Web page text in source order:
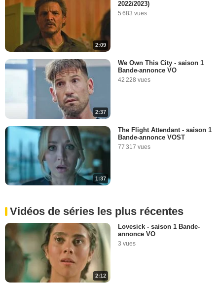
2:09
2022/2023)
5 683 vues
2:37
We Own This City - saison 1
Bande-annonce VO
42 228 vues
1:37
The Flight Attendant - saison 1
Bande-annonce VOST
77 317 vues
Vidéos de séries les plus récentes
2:12
Lovesick - saison 1 Bande-
annonce VO
3 vues